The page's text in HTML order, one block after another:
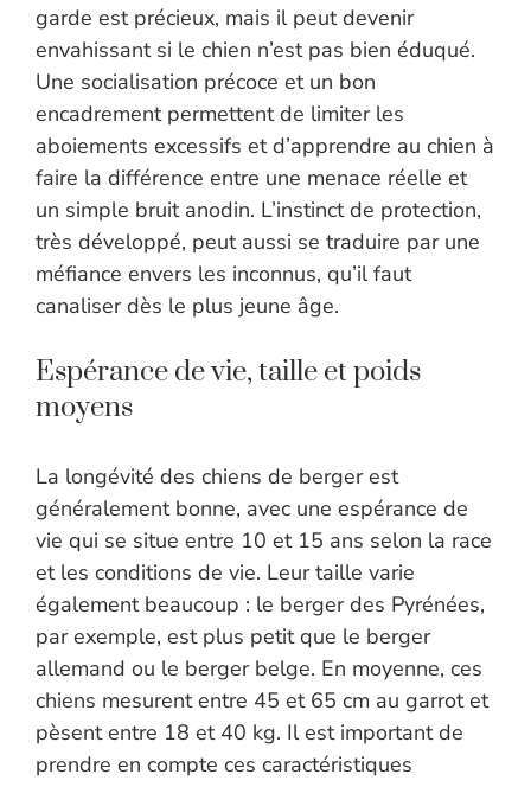
garde est précieux, mais il peut devenir
envahissant si le chien n’est pas bien éduqué.
Une socialisation précoce et un bon
encadrement permettent de limiter les
aboiements excessifs et d’apprendre au chien à
faire la différence entre une menace réelle et
un simple bruit anodin. L’instinct de protection,
très développé, peut aussi se traduire par une
méfiance envers les inconnus, qu’il faut
canaliser dès le plus jeune âge.
Espérance de vie, taille et poids
moyens
La longévité des chiens de berger est
généralement bonne, avec une espérance de
vie qui se situe entre 10 et 15 ans selon la race
et les conditions de vie. Leur taille varie
également beaucoup : le berger des Pyrénées,
par exemple, est plus petit que le berger
allemand ou le berger belge. En moyenne, ces
chiens mesurent entre 45 et 65 cm au garrot et
pèsent entre 18 et 40 kg. Il est important de
prendre en compte ces caractéristiques